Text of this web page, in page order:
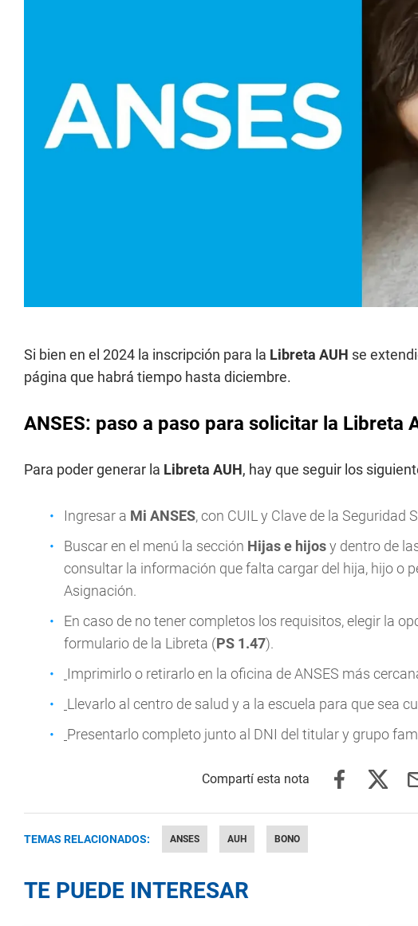
Si bien en el 2024 la inscripción para la Libreta AUH se
página que habrá tiempo hasta diciembre.
ANSES: paso a paso para solicitar la Libreta
Para poder generar la Libreta AUH, hay que seguir los
Ingresar a Mi ANSES, con CUIL y Clave de la Seguridad
Buscar en el menú la sección Hijas e hijosy dentro de
consultar la información que falta cargar del hija, hijo o
Asignación.
En caso de no tener completos los requisitos, elegir la
formulario de la Libreta (PS 1.47).
Imprimirlo o retirarlo en la oficina de ANSES más
Llevarlo al centro de salud y a la escuela para que sea
Presentarlo completo junto al DNI del titular y grupo
TEMAS RELACIONADOS: ANSES AUH BONO
TE PUEDE INTERESAR